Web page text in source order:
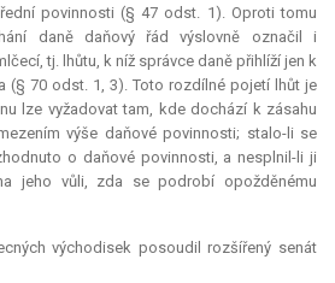
povinnosti (§ 47 odst. 1). Oproti tomu
daně daňový řád výslovně označil i
tj. lhůtu, k níž správce daně přihlíží jen k
(§ 70 odst. 1, 3). Toto rozdílné pojetí lhůt je
lze vyžadovat tam, kde dochází k zásahu
výše daňové povinnosti; stalo-li se
o daňové povinnosti, a nesplnil-li ji
jeho vůli, zda se podrobí opožděnému
východisek posoudil rozšířený senát